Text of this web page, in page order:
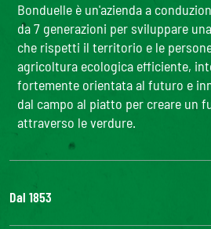
Bonduelle è un'azienda a
da 7 generazioni per sviluppare
che rispetti il territorio e le
agricoltura ecologica efficiente,
fortemente orientata al futuro e
dal campo al piatto per creare un
attraverso le verdure.
Dal 1853
Il Gruppo